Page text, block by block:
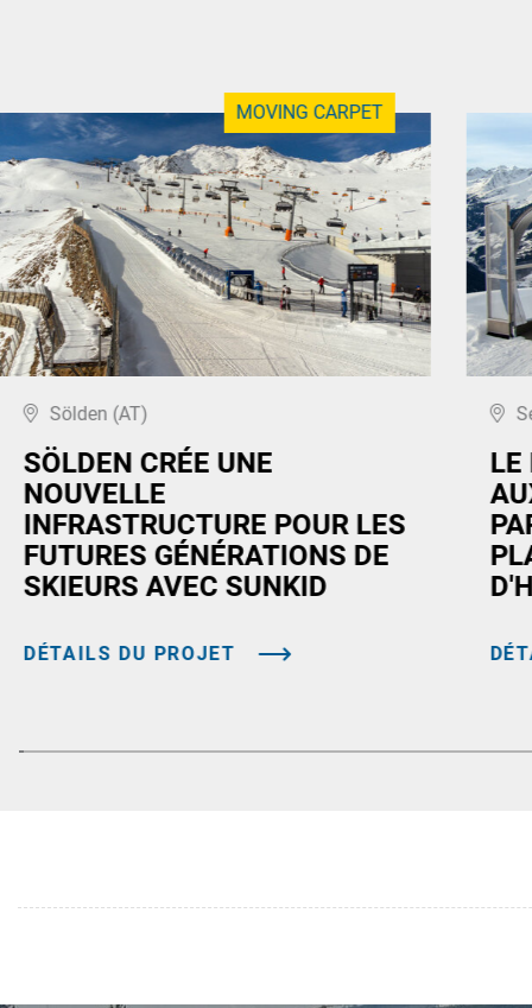
MOVING CARPET
Sölden (AT)
SÖLDEN CRÉE UNE
NOUVELLE
INFRASTRUCTURE POUR LES
FUTURES GÉNÉRATIONS DE
SKIEURS AVEC SUNKID
DÉTAILS DU PROJET
LE